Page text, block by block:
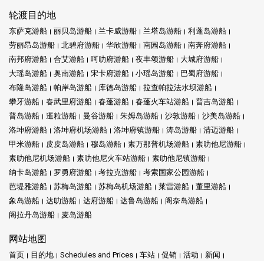
轮渡目的地
东萨克游船 丽贝岛游船 兰卡威游船 兰塔岛游船
利蓬岛游船
劳丽昂岛游船
北碧府游船 华欣游船 南园岛游船
南奔府游船
南邦府游船
合艾游船 呵叻府游船 夜丰颂游船
大城府游船
大瑶岛游船
奥南游船 宋卡府游船 小瑶岛游船
巴蜀府游船
布隆岛游船
帕岸岛游船 库德岛游船
拉查帕拉法水坝游船
攀牙游船
春武里府游船 春蓬游船 春蓬火车站游船
普吉岛游船
普岛游船
暹粒游船 曼谷游船 朱姆岛游船 沙敦游船
沙美岛游船
洛坤府游船
洛坤府机场游船 洛坤府镇游船 涛岛游船
清迈游船
甲米游船
皮皮岛游船 穆岛游船 素万那普机场游船
素叻他尼游船
素叻他尼机场游船
素叻他尼火车站游船
素叻他尼镇游船
纳卡岛游船
罗勇府游船 考拉克游船
考索国家公园游船
芭堤雅游船
苏梅岛游船 苏梅岛机场游船 莱雷游船
董里游船
象岛游船
达叻游船 达府游船 达鲁岛游船
阁奈岛游船
阁拉丹岛游船
麦岛游船
网站地图
首页 目的地 Schedules and Prices 车站 促销 活动
新闻